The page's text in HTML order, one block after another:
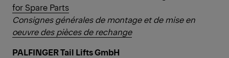
for Spare Parts
Consignes générales de montage et de mise en
oeuvre des pièces de rechange
PALFINGER Tail Lifts GmbH